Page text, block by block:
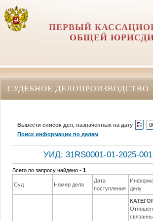
ПЕРВЫЙ
ОБЩЕЙ
СУДЕБНОЕ ДЕЛОПРОИЗВОДСТВО
Вывести список дел, назначенных на дату
Поиск информации по делам
УИД: 31RS0001-01-2025-
Всего по запросу найдено -1
Суд Номер дела
Дата
поступления
делу